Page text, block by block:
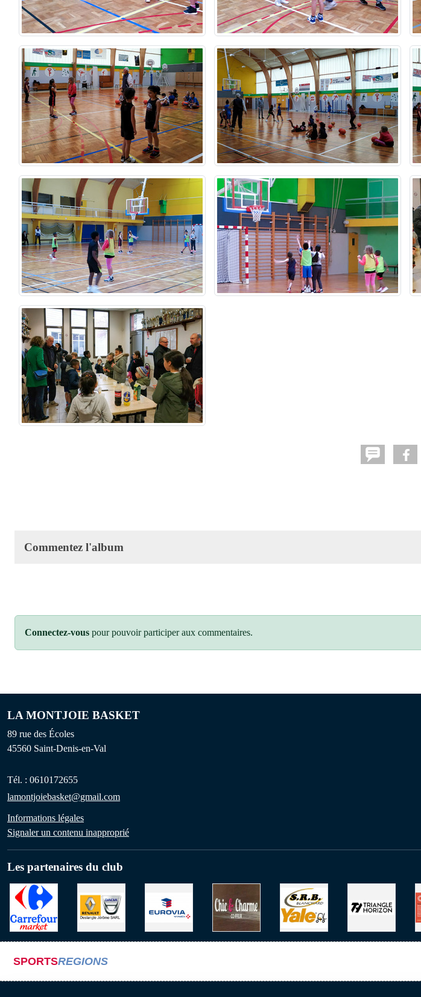
Commentez l'album
Connectez-vous pour pouvoir participer aux commentaires.
LA MONTJOIE BASKET
89 rue des Écoles
45560 Saint-Denis-en-Val
Tél. : 0610172655
lamontjoiebasket@gmail.com
Informations légales
Signaler un contenu inapproprié
Les partenaires du club
SPORTSREGIONS